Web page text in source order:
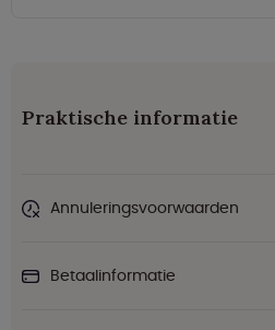
Praktische informatie
Annuleringsvoorwaarden
Betaalinformatie